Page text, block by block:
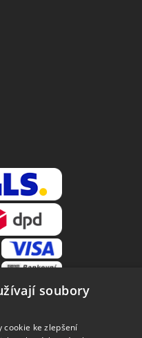
soubory
cookie ke zlepšení